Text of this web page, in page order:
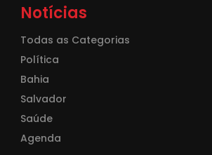
Notícias
Todas as Categorias
Política
Bahia
Salvador
Saúde
Agenda